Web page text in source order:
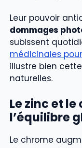
Leur pouvoir
dommages
subissent
médicinales
illustre bien
naturelles.
Le zinc et
l’équilibre
Le chrome